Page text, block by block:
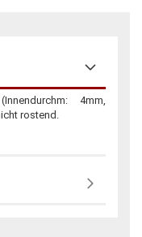
4mm,
rostend.